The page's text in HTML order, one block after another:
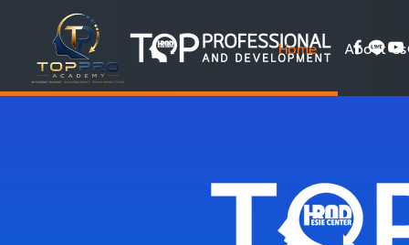
Home About Us